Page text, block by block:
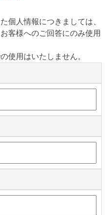
個人情報につきましては、
客様へのご回答にのみ使用
使用はいたしません。